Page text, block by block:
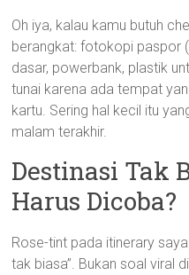
Oh iya, kalau kamu butuh
berangkat: fotokopi paspor
dasar, powerbank, plastik
tunai karena ada tempat
kartu. Sering hal kecil itu
malam terakhir.
Destinasi Tak
Harus Dicoba?
Rose-tint pada itinerary
tak biasa”. Bukan soal viral